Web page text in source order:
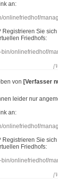
an:
onlinefriedhof/
Sie
Friedhofs:
onlinefriedhof/
von [Verfasser
leider nur
an:
onlinefriedhof/
Sie
Friedhofs:
onlinefriedhof/